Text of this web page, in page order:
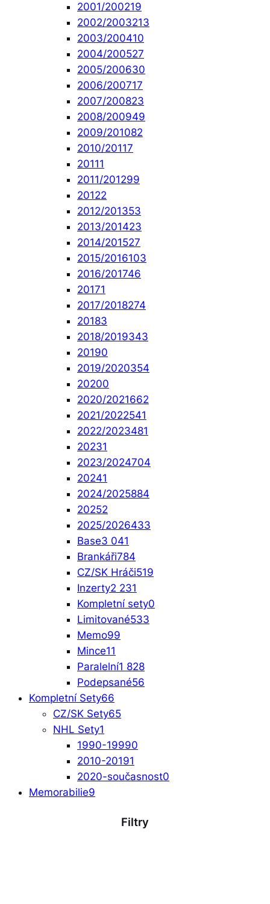
2001/200219
2002/2003213
2003/200410
2004/200527
2005/200630
2006/200717
2007/200823
2008/200949
2009/201082
2010/20117
20111
2011/201299
20122
2012/201353
2013/201423
2014/201527
2015/2016103
2016/201746
20171
2017/2018274
20183
2018/2019343
20190
2019/2020354
20200
2020/2021662
2021/2022541
2022/2023481
20231
2023/2024704
20241
2024/2025884
20252
2025/2026433
Base3 041
Brankáři784
CZ/SK Hráči519
Inzerty2 231
Kompletní sety0
Limitované533
Memo99
Mince11
Paralelní1 828
Podepsané56
Kompletní Sety66
CZ/SK Sety65
NHL Sety1
1990-19990
2010-20191
2020-současnost0
Memorabilie9
Filtry